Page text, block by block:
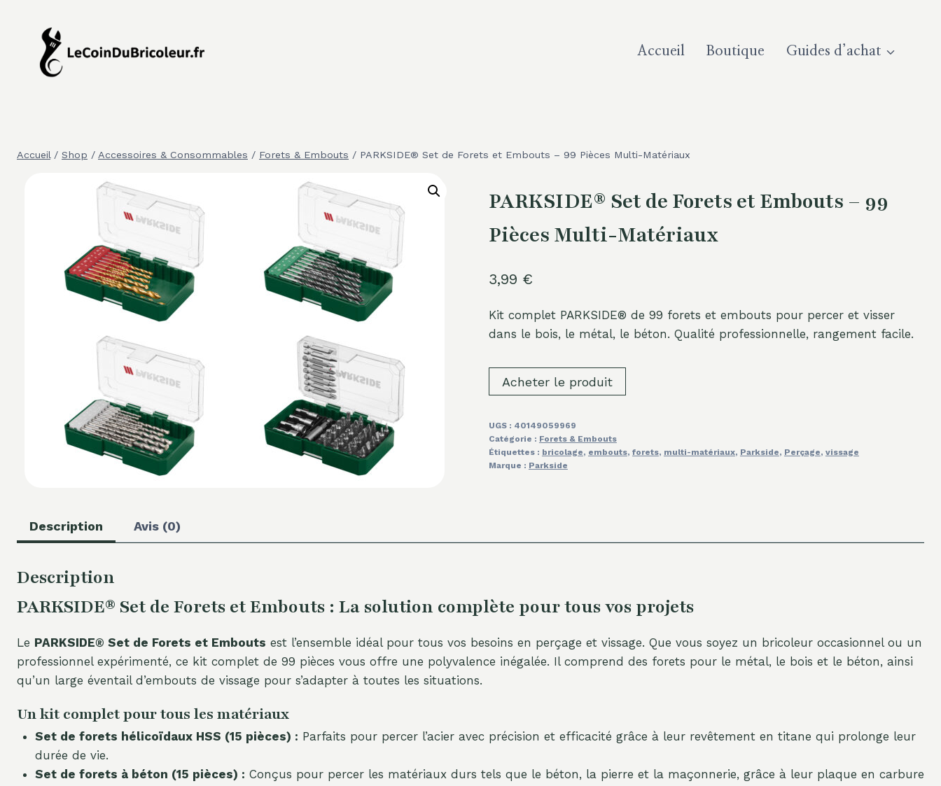
contenu
Accueil Boutique Guides d’achat
Accueil / Shop / Accessoires & Consommables / Forets & Embouts / PARKSIDE® Set de Forets et Embouts – 99 Pièces Multi-Matériaux
PARKSIDE® Set de Forets et Embouts – 99
Pièces Multi-Matériaux
3,99 €
Kit complet PARKSIDE® de 99 forets et embouts pour percer et visser
dans le bois, le métal, le béton. Qualité professionnelle, rangement facile.
Acheter le produit
UGS : 40149059969
Catégorie : Forets & Embouts
Étiquettes : bricolage, embouts, forets, multi-matériaux, Parkside, Perçage, vissage
Marque : Parkside
Description Avis (0)
Description
PARKSIDE® Set de Forets et Embouts : La solution complète pour tous vos projets
Le PARKSIDE® Set de Forets et Embouts est l’ensemble idéal pour tous vos besoins en perçage et vissage. Que vous soyez un bricoleur occasionnel ou un
professionnel expérimenté, ce kit complet de 99 pièces vous offre une polyvalence inégalée. Il comprend des forets pour le métal, le bois et le béton, ainsi
qu’un large éventail d’embouts de vissage pour s’adapter à toutes les situations.
Un kit complet pour tous les matériaux
Set de forets hélicoïdaux HSS (15 pièces) : Parfaits pour percer l’acier avec précision et efficacité grâce à leur revêtement en titane qui prolonge leur
durée de vie.
Set de forets à béton (15 pièces) : Conçus pour percer les matériaux durs tels que le béton, la pierre et la maçonnerie, grâce à leur plaque en carbure